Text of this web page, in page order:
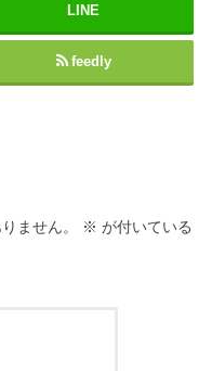
LINE
feedly
ません。 ※ が付いている